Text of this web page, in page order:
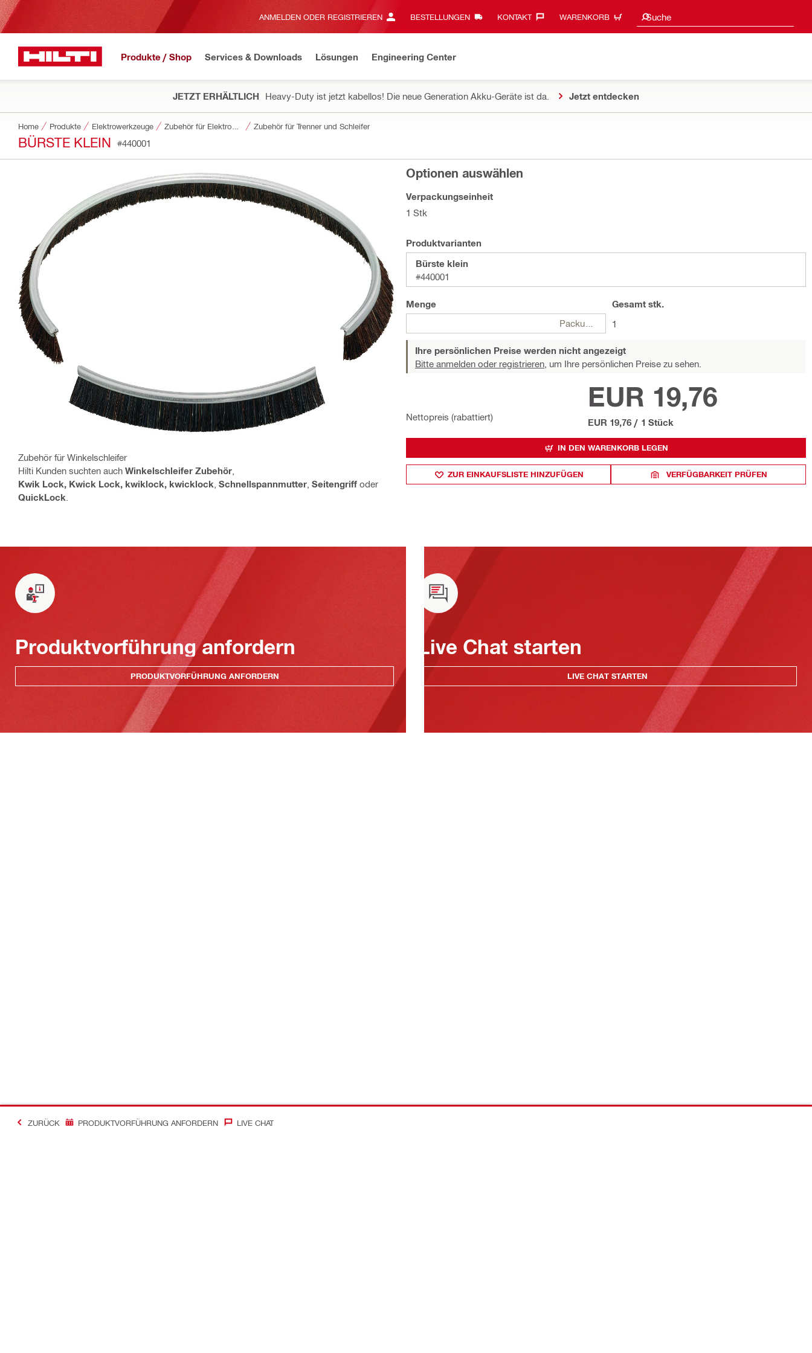
ANMELDEN ODER REGISTRIEREN BESTELLUNGEN KONTAKT‎ WARENKORB Suche
Suchvorschläge
Produkte / Shop Services & Downloads Lösungen Engineering Center
JETZT ERHÄLTLICH Heavy-Duty ist jetzt kabellos! Die neue Generation Akku-Geräte ist da. Jetzt entdecken
Home Produkte Elektrowerkzeuge Zubehör für Trenner und Schleifer
BÜRSTE KLEIN #440001
Zubehör für Winkelschleifer
Hilti Kunden suchten auch Winkelschleifer Zubehör
Kwik Lock, Kwick Lock, kwiklock, kwicklock Schnellspannmutter Seitengriff oder
QuickLock
Optionen auswählen
Verpackungseinheit
1 Stk
Produktvarianten
Bürste klein
#440001
Menge
Gesamt stk.
1
Ihre persönlichen Preise werden nicht angezeigt
Bitte anmelden oder registrieren, um Ihre persönlichen Preise zu sehen.
Nettopreis (rabattiert)
EUR 19,76
EUR 19,76 / 1 Stück
IN DEN WARENKORB LEGEN
ZUR EINKAUFSLISTE HINZUFÜGEN VERFÜGBARKEIT PRÜFEN
Produktvorführung anfordern
PRODUKTVORFÜHRUNG ANFORDERN
Live Chat starten
LIVE CHAT STARTEN
ZURÜCK PRODUKTVORFÜHRUNG ANFORDERN LIVE CHAT